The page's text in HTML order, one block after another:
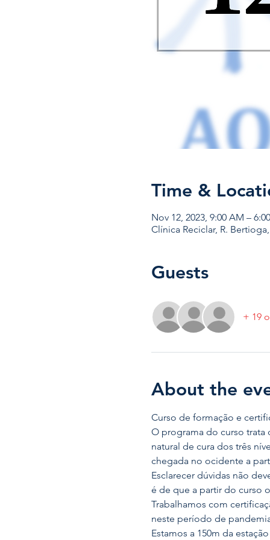
Time &
Nov 12, 2023, 9:00 AM –
Clínica Reciclar, R.
Guests
+ 19
About the
Curso de formação e
O programa do curso
natural de cura dos três
chegada no ocidente a
Esclarecer dúvidas não
é de que a partir do curso
Trabalhamos com
neste período de
Estamos a 150m da